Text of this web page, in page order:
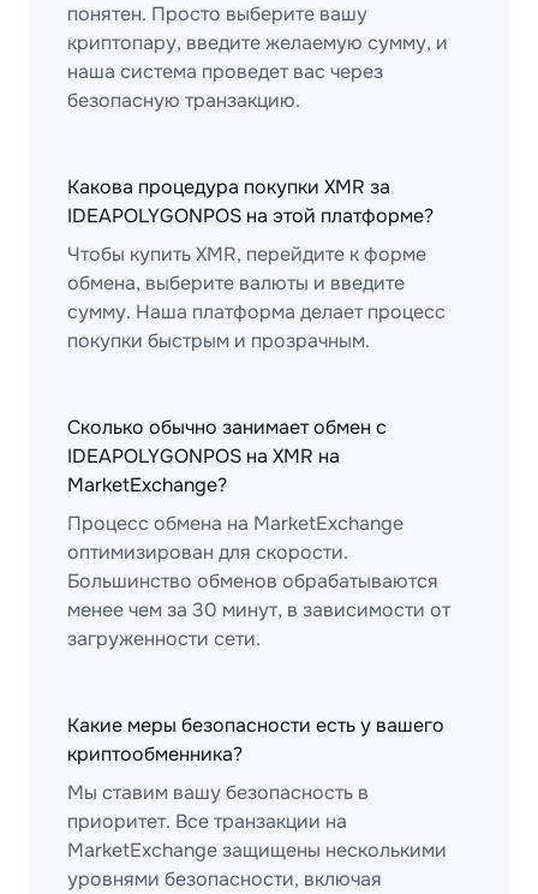
понятен. Просто выберите вашу
криптопару, введите желаемую сумму, и
наша система проведет вас через
безопасную транзакцию.
Какова процедура покупки XMR за
IDEAPOLYGONPOS на этой платформе?
Чтобы купить XMR, перейдите к форме
обмена, выберите валюты и введите
сумму. Наша платформа делает процесс
покупки быстрым и прозрачным.
Сколько обычно занимает обмен с
IDEAPOLYGONPOS на XMR на
MarketExchange?
Процесс обмена на MarketExchange
оптимизирован для скорости.
Большинство обменов обрабатываются
менее чем за 30 минут, в зависимости от
загруженности сети.
Какие меры безопасности есть у вашего
криптообменника?
Мы ставим вашу безопасность в
приоритет. Все транзакции на
MarketExchange защищены несколькими
уровнями безопасности, включая